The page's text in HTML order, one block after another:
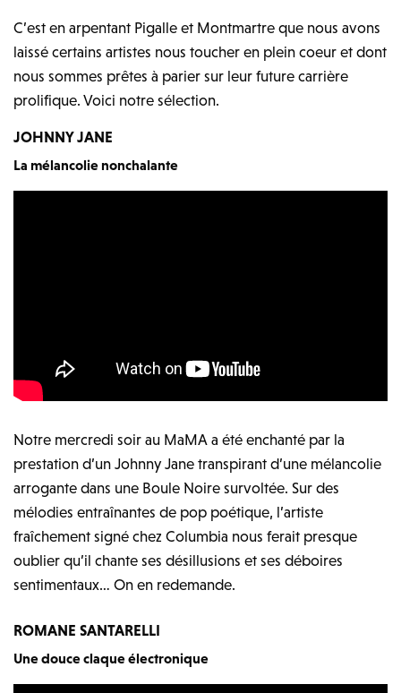
C’est en arpentant Pigalle et Montmartre que nous avons
laissé certains artistes nous toucher en plein coeur et dont
nous sommes prêtes à parier sur leur future carrière
prolifique. Voici notre sélection.
JOHNNY JANE
La mélancolie nonchalante
Notre mercredi soir au MaMA a été enchanté par la
prestation d’un Johnny Jane transpirant d’une mélancolie
arrogante dans une Boule Noire survoltée. Sur des
mélodies entraînantes de pop poétique, l’artiste
fraîchement signé chez Columbia nous ferait presque
oublier qu’il chante ses désillusions et ses déboires
sentimentaux… On en redemande.
ROMANE SANTARELLI
Une douce claque électronique